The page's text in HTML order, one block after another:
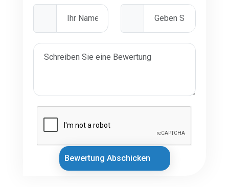
Bewertung Abschicken